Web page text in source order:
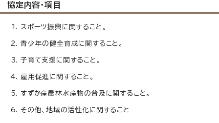
協定内容・項目
スポーツ振興に関すること。
青少年の健全育成に関すること。
子育て支援に関すること。
雇用促進に関すること。
すずか産農林水産物の普及に関すること。
その他、地域の活性化に関すること